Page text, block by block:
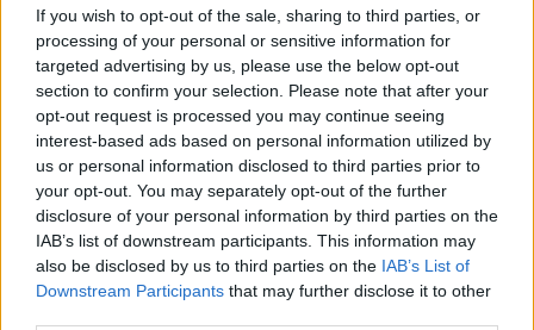
If you wish to opt-out of the sale, sharing to third parties, or
processing of your personal or sensitive information for
targeted advertising by us, please use the below opt-out
section to confirm your selection. Please note that after your
opt-out request is processed you may continue seeing
interest-based ads based on personal information utilized by
us or personal information disclosed to third parties prior to
your opt-out. You may separately opt-out of the further
disclosure of your personal information by third parties on the
IAB’s list of downstream participants. This information may
also be disclosed by us to third parties on the IAB’s List of
Downstream Participants that may further disclose it to other
lantbruksuniversitet. Boken är skriven av Else-Marie
K. Strese som är genetiker och agrarhistoriker.